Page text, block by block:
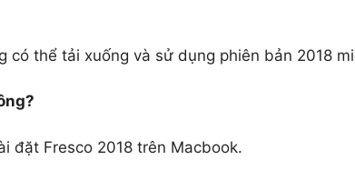
có thể tải xuống và sử dụng phiên bản 2018
đặt Fresco 2018 trên Macbook.